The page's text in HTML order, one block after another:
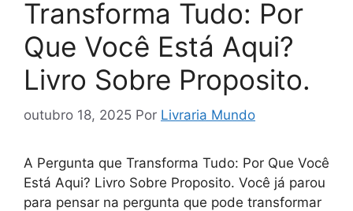
Transforma Tudo: Por
Que Você Está Aqui?
Livro Sobre Proposito.
outubro 18, 2025 Por Livraria Mundo
A Pergunta que Transforma Tudo: Por Que Você
Está Aqui? Livro Sobre Proposito. Você já parou
para pensar na pergunta que pode transformar